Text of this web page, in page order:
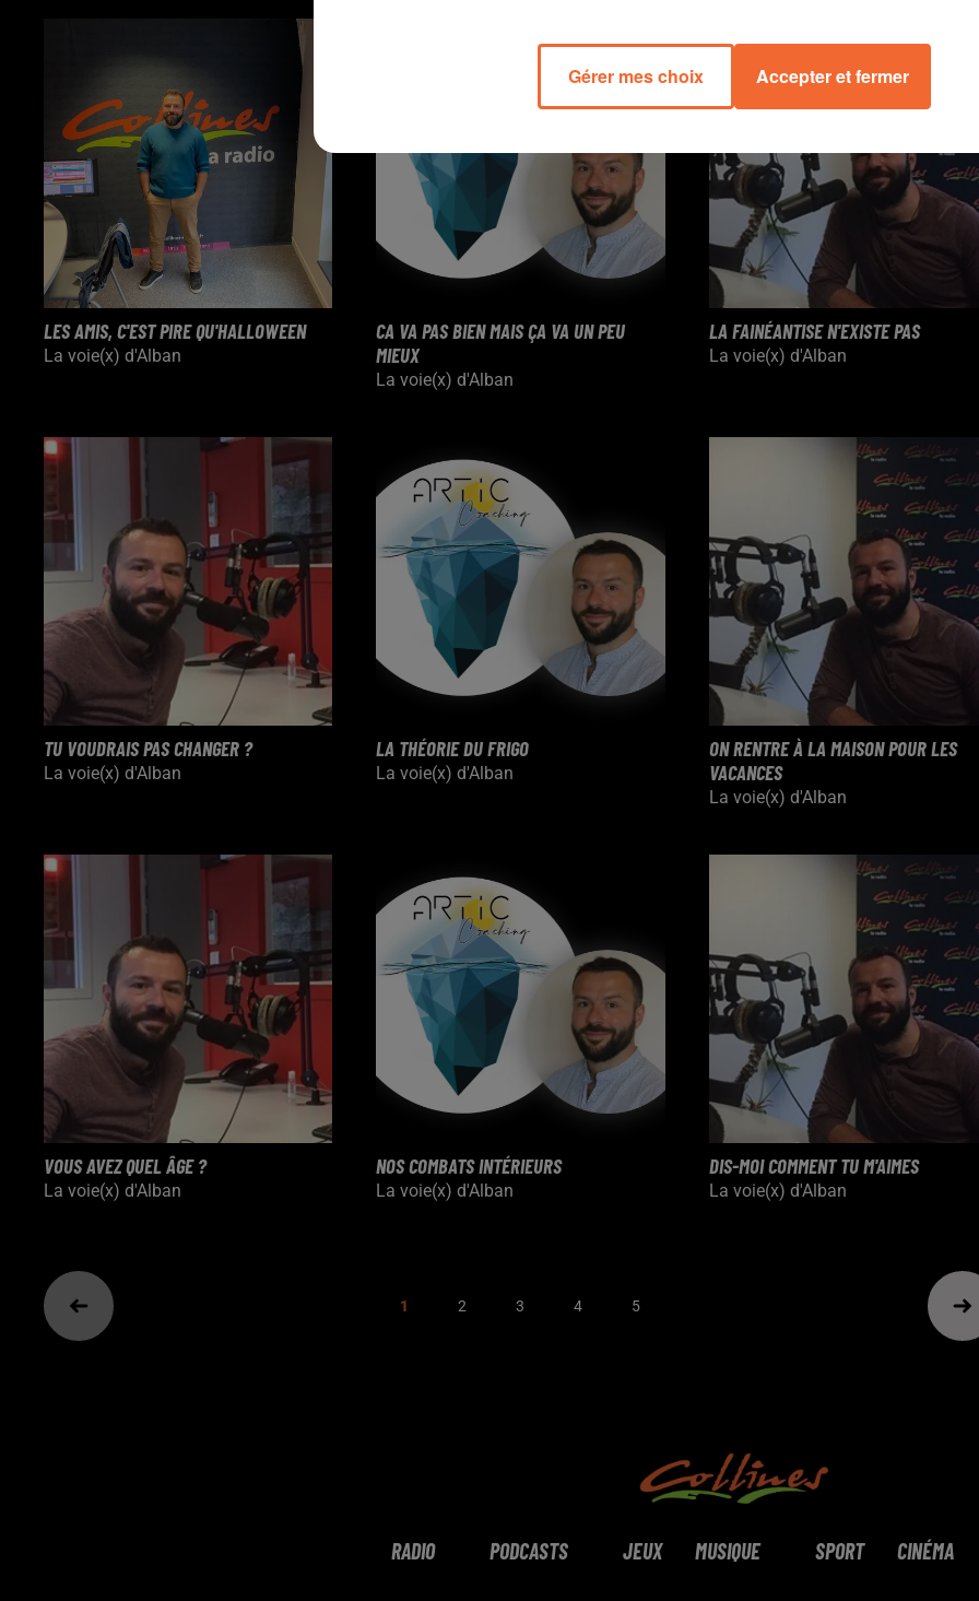
LES AMIS, C'EST PIRE QU'HALLOWEEN
La voie(x) d'Alban
CA VA PAS BIEN MAIS ÇA VA UN PEU
MIEUX
La voie(x) d'Alban
LA FAINÉANTISE N'EXISTE PAS
La voie(x) d'Alban
TU VOUDRAIS PAS CHANGER ?
La voie(x) d'Alban
LA THÉORIE DU FRIGO
La voie(x) d'Alban
ON RENTRE À LA MAISON POUR LES
VACANCES
La voie(x) d'Alban
VOUS AVEZ QUEL ÂGE ?
La voie(x) d'Alban
NOS COMBATS INTÉRIEURS
La voie(x) d'Alban
DIS-MOI COMMENT TU M'AIMES
La voie(x) d'Alban
1 2 3 4 5
RADIO PODCASTS JEUX MUSIQUE SPORT CINÉMA
Gérer mes choix Accepter et fermer